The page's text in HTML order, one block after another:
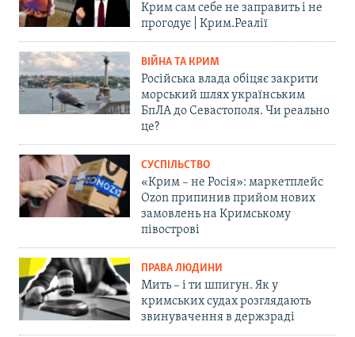
Крим сам себе не заправить і не
прогодує | Крим.Реалії
ВІЙНА ТА КРИМ
Російська влада обіцяє закрити
морський шлях українським
БпЛА до Севастополя. Чи реально
це?
СУСПІЛЬСТВО
«Крим – не Росія»: маркетплейс
Ozon припинив прийом нових
замовлень на Кримському
півострові
ПРАВА ЛЮДИНИ
Мить – і ти шпигун. Як у
кримських судах розглядають
звинувачення в держзраді